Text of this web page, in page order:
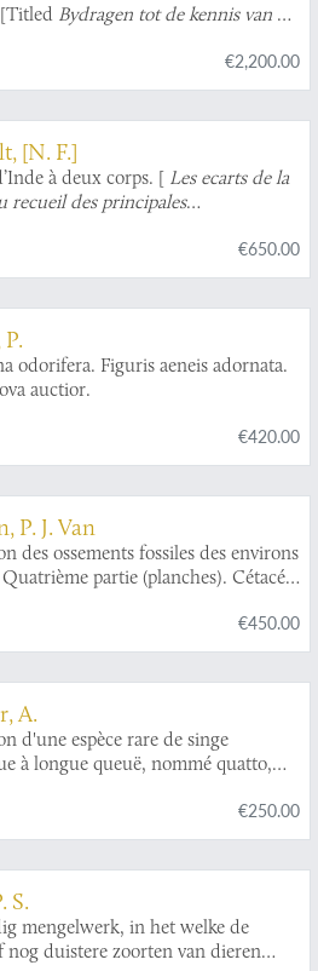
Bydragen tot de kennis van de
€2,200.00
[N. F.]
à deux corps. [ Les ecarts de la
recueil des principales
€650.00
odorifera. Figuris aeneis adornata.
auctior.
€420.00
P. J. Van
des ossements fossiles des environs
partie (planches). Cétacés
€450.00
A.
d'une espèce rare de singe
à longue queuë, nommé quatto,
(diable des bois,) ou slinger-aap,
reçu de la colonie
le prince d'Orange et de Nassau,
héreditaire, gouverneur, capitaine
amirail des Provinces-Unies des
€250.00
S.
mengelwerk, in het welke de
nog duistere zoorten van dieren